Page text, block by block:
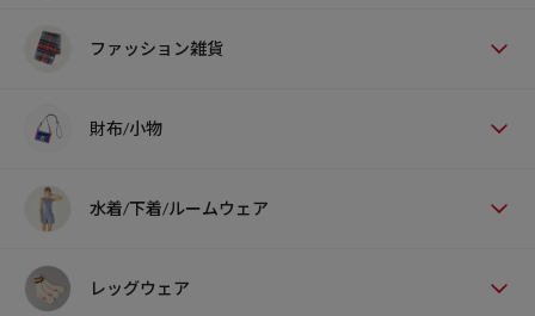
ファッション雑貨
財布/小物
水着/下着/ルームウェア
レッグウェア